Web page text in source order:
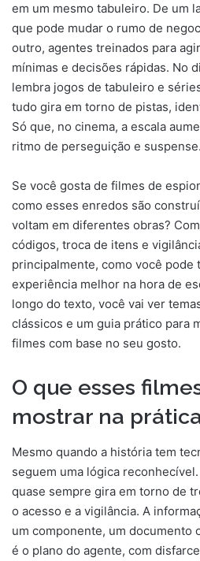
em um mesmo tabuleiro. De um
que pode mudar o rumo de
outro, agentes treinados para
mínimas e decisões rápidas. No
lembra jogos de tabuleiro e
tudo gira em torno de pistas,
Só que, no cinema, a escala
ritmo de perseguição e suspense.
Se você gosta de filmes de
como esses enredos são
voltam em diferentes obras?
códigos, troca de itens e
principalmente, como você pode
experiência melhor na hora de
longo do texto, você vai ver
clássicos e um guia prático para
filmes com base no seu gosto.
O que esses
mostrar na
Mesmo quando a história tem
seguem uma lógica
quase sempre gira em torno de
o acesso e a vigilância. A
um componente, um documento
é o plano do agente, com